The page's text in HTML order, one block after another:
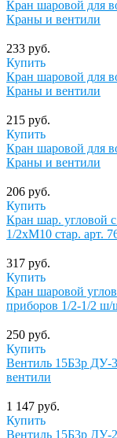
Кран шаровой для
Краны и вентили
233 руб.
Купить
Кран шаровой для
Краны и вентили
215 руб.
Купить
Кран шаровой для
Краны и вентили
206 руб.
Купить
Кран шар. угловой
1/2хМ10 стар. арт.
317 руб.
Купить
Кран шаровой
приборов 1/2-1/2
250 руб.
Купить
Вентиль 15Б3р ДУ-
вентили
1 147 руб.
Купить
Вентиль 15Б3р ДУ-